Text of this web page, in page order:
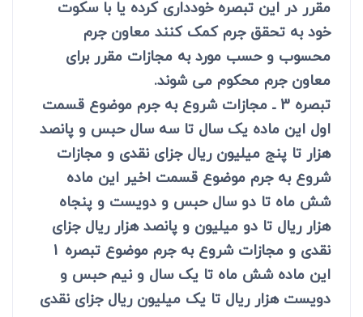
مقرر در این تبصره خودداری کرده یا با سکوت
خود به تحقق جرم کمک کنند معاون جرم
محسوب و حسب مورد به مجازات مقرر برای
معاون جرم محکوم می شوند.
تبصره 3 ـ مجازات شروع به جرم موضوع قسمت
اول این ماده یک سال تا سه سال حبس و پانصد
هزار تا پنج میلیون ریال جزای نقدی و مجازات
شروع به جرم موضوع قسمت اخیر این ماده
شش ماه تا دو سال حبس و دویست و پنجاه
هزار ریال تا دو میلیون و پانصد هزار ریال جزای
نقدی و مجازات شروع به جرم موضوع تبصره 1
این ماده شش ماه تا یک سال و نیم حبس و
دویست هزار ریال تا یک میلیون ریال جزای نقدی